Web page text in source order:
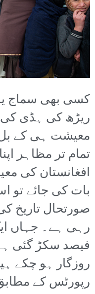
کسی بھی سماج
ریڑھ کی ہڈی
معیشت ہی کے بل
تمام تر مظاہر
افغانستان کی
بات کی جائے تو
صورتحال تاریخ
روزگار ہو چکے